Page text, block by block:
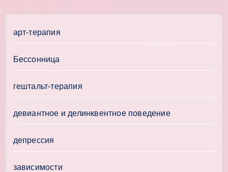
арт-терапия
Бессонница
гештальт-терапия
девиантное и делинквентное поведение
депрессия
зависимости